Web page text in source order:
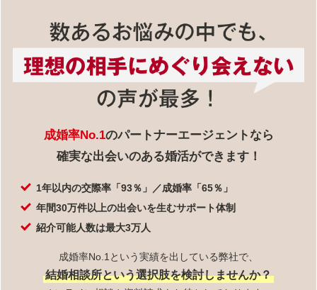
成婚率No.1のパートナーエージェントなら
確実な出会いのある婚活ができます！
1年以内の交際率「93％」／成婚率「65％」
年間30万件以上の出会いを生むサポート体制
紹介可能人数は最大3万人
成婚率No.1という実績を出している弊社で、
結婚相談所という選択肢を検討しませんか？